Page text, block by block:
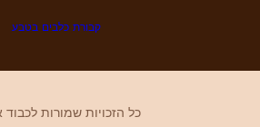
קבורת כלבים בטבע
כל הזכויות שמורות לכבוד